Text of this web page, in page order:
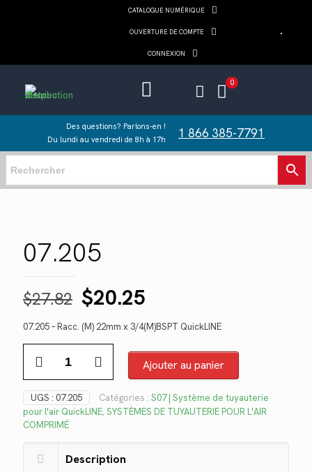
CATALOGUE NUMÉRIQUE
OUVERTURE DE COMPTE
CONNEXION
0
Des questions? Parlons-en !
Du lundi au vendredi de 8h à 17h
1 866 385-7791
07.205
$27.82 Le
prix
initial
était :
$27.82.
$20.25
prix
actuel
est :
$20.25.
07.205 – Racc. (M) 22mm x 3/4(M)BSPT QuickLINE
Ajouter au panier
UGS : 07.205 Catégories : S07 | Système de tuyauterie
pour l'air QuickLINE,SYSTÈMES DE TUYAUTERIE POUR L'AIR
COMPRIMÉ
Description